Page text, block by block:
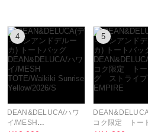
4
DEAN&DELUCA/ハワ
イ/MESH
5
DEAN&DELUCA バ
コク限定 トー